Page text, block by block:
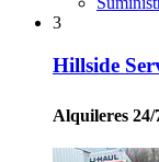
3
Hillside
Alquileres 24/